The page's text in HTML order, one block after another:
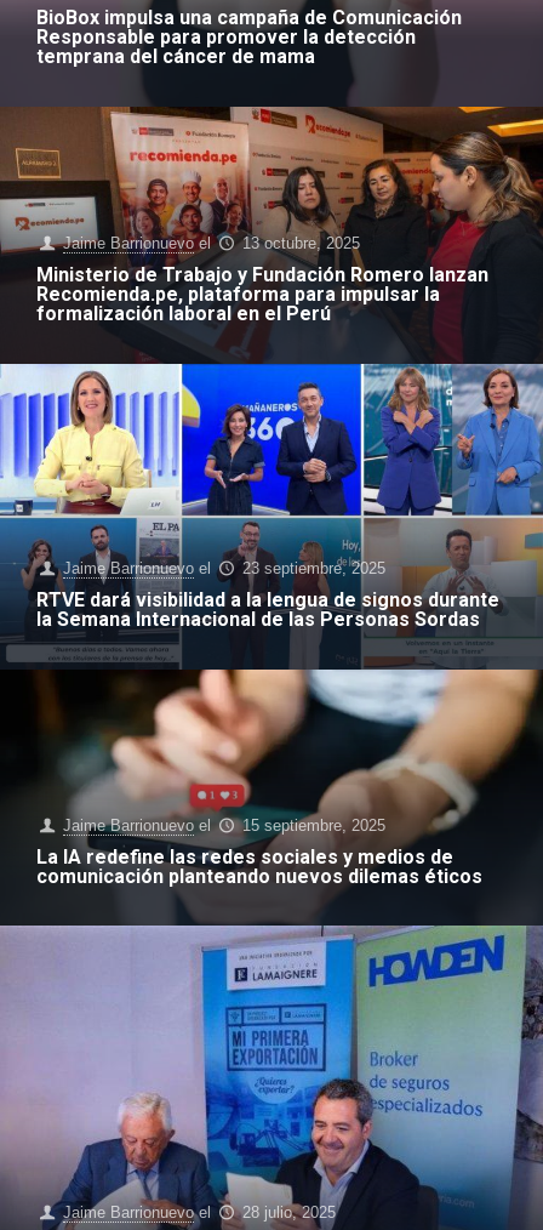
BioBox impulsa una campaña de Comunicación
Responsable para promover la detección
temprana del cáncer de mama
Jaime Barrionuevo el 13 octubre, 2025
Ministerio de Trabajo y Fundación Romero lanzan
Recomienda.pe, plataforma para impulsar la
formalización laboral en el Perú
Jaime Barrionuevo el 23 septiembre, 2025
RTVE dará visibilidad a la lengua de signos durante
la Semana Internacional de las Personas Sordas
Jaime Barrionuevo el 15 septiembre, 2025
La IA redefine las redes sociales y medios de
comunicación planteando nuevos dilemas éticos
Jaime Barrionuevo el 28 julio, 2025